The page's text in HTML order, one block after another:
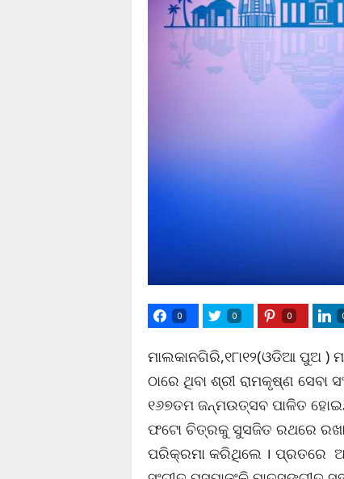
0 0 0
ମାଲକାନଗିରି,୧୮ା୧୨(ଓଡିଆ ପୁଅ )
ଠାରେ ଥିବା ଶ୍ରୀ ରାମକୃଷ୍ଣ ସେବା
୧୬୭ତମ ଜନ୍ମଉତ୍ସବ ପାଳିତ
ଫଟୋ ଚିତ୍ରକୁ ସୁସଜିତ ରଥରେ ରଖା
ପରିକ୍ରମା କରିଥିଲେ । ପ୍ରତରେ